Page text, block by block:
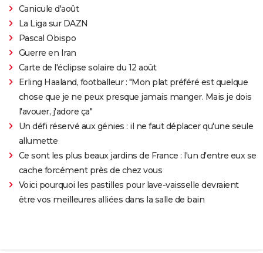
Canicule d'août
La Liga sur DAZN
Pascal Obispo
Guerre en Iran
Carte de l'éclipse solaire du 12 août
Erling Haaland, footballeur : "Mon plat préféré est quelque
chose que je ne peux presque jamais manger. Mais je dois
l'avouer, j'adore ça"
Un défi réservé aux génies : il ne faut déplacer qu'une seule
allumette
Ce sont les plus beaux jardins de France : l'un d'entre eux se
cache forcément près de chez vous
Voici pourquoi les pastilles pour lave-vaisselle devraient
être vos meilleures alliées dans la salle de bain